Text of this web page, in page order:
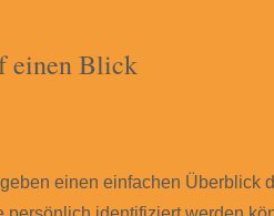
einen Blick
einen einfachen Überblick